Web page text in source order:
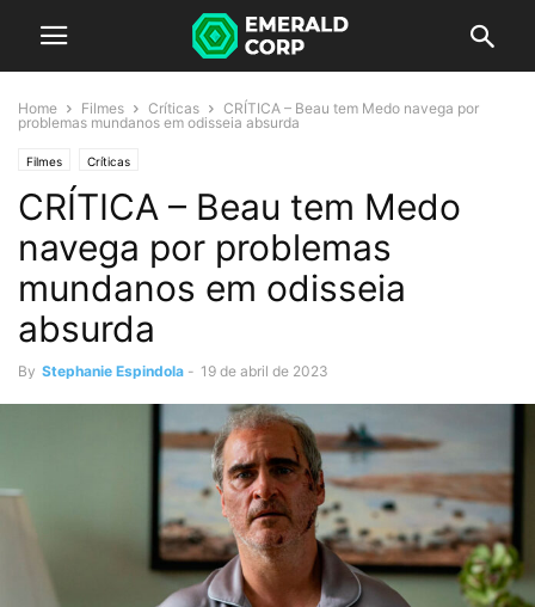
Home Filmes Críticas
CRÍTICA – Beau tem Medo navega por
problemas mundanos em odisseia absurda
Filmes Críticas
CRÍTICA – Beau tem Medo
navega por problemas
mundanos em odisseia
absurda
By Stephanie Espindola - 19 de abril de 2023